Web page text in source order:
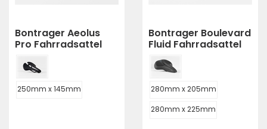
Bontrager Aeolus
Pro Fahrradsattel
250mm x 145mm
Bontrager Boulevard
Fluid Fahrradsattel
280mm x 205mm
280mm x 225mm